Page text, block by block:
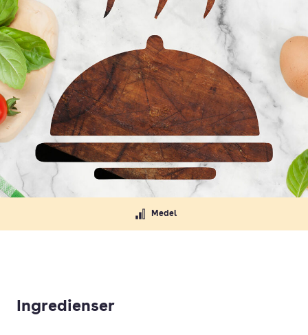
Medel
Ingredienser